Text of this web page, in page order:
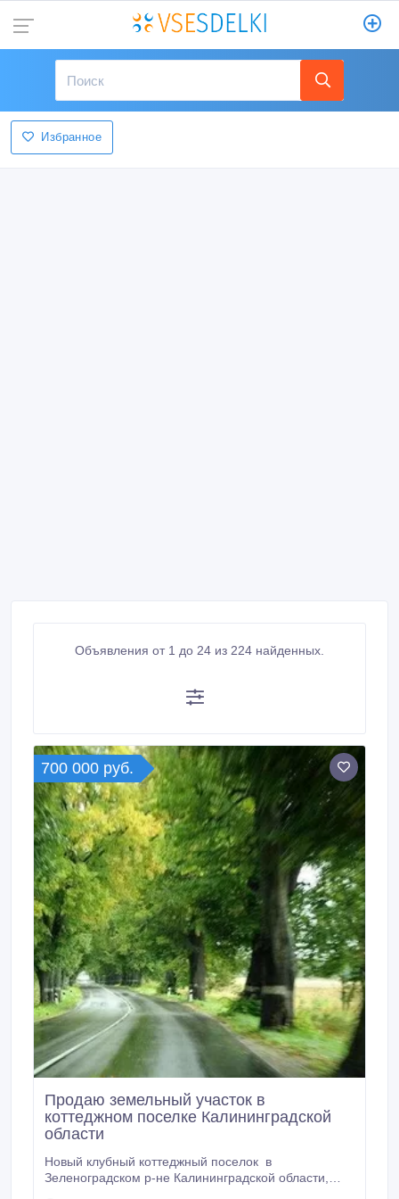
Избранное
Объявления от 1 до 24 из 224 найденных.
700 000 руб.
Продаю земельный участок в
коттеджном поселке Калининградской
области
Новый клубный коттеджный поселок в
Зеленоградском р-не Калининградской области,